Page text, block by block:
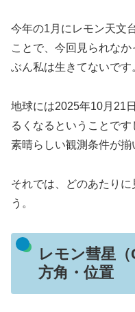
今年の1月にレモン天文
ことで、今回見られな
ぶん私は生きてないです
地球には2025年10月21
るくなるということです
素晴らしい観測条件が揃
それでは、どのあたり
う。
レモン彗星
方角・位置